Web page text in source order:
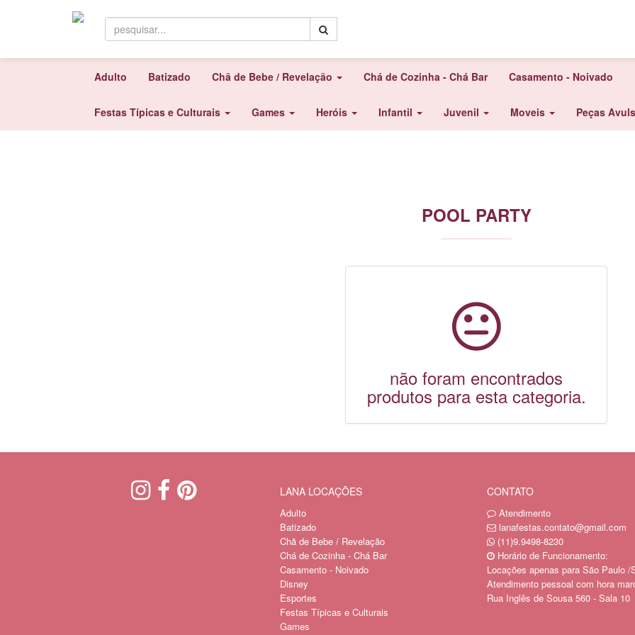
Adulto Batizado Chã de Bebe / Revelação Chá de Cozinha - Chá Bar Casamento - Noivado
Festas Típicas e Culturais Games Heróis Infantil Juvenil Moveis Peças
POOL PARTY
não foram encontrados
produtos para esta categoria.
LANA LOCAÇÕES
Adulto
Batizado
Chã de Bebe / Revelação
Chá de Cozinha - Chá Bar
Casamento - Noivado
Disney
Esportes
Festas Típicas e Culturais
Games
CONTATO
Atendimento
lanafestas.contato@gmail.com
(11)9.9498-8230
Horário de Funcionamento:
Locações apenas para São Paulo /
Atendimento pessoal com hora
Rua Inglês de Sousa 560 - Sala 10